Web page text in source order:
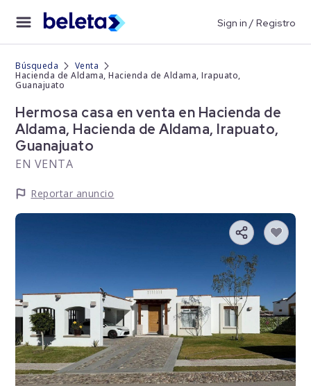
Sign in / Registro
Búsqueda
Venta
Hacienda de Aldama, Hacienda de Aldama, Irapuato,
Guanajuato
Hermosa casa en venta en Hacienda de
Aldama, Hacienda de Aldama, Irapuato,
Guanajuato
EN VENTA
Reportar anuncio